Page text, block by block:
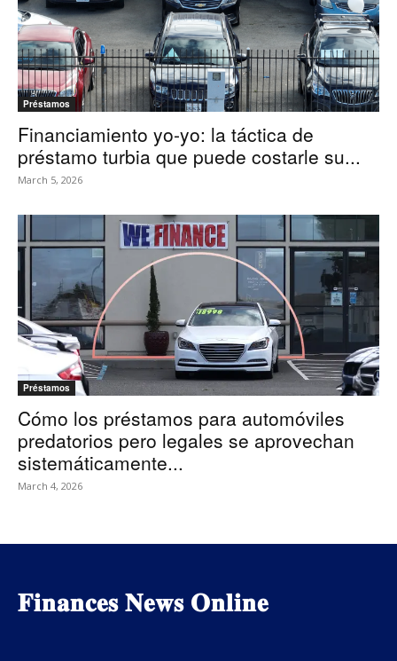
Préstamos
Financiamiento yo-yo: la táctica de
préstamo turbia que puede costarle su...
March 5, 2026
Préstamos
Cómo los préstamos para automóviles
predatorios pero legales se aprovechan
sistemáticamente...
March 4, 2026
𝐅𝐢𝐧𝐚𝐧𝐜𝐞𝐬 𝐍𝐞𝐰𝐬 𝐎𝐧𝐥𝐢𝐧𝐞